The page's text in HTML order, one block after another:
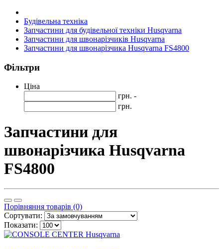
Будівельна техніка
Запчастини для будівельної техніки Husqvarna
Запчастини для швонарізчиків Husqvarna
Запчастини для швонарізчика Husqvarna FS4800
Фільтри
Ціна
грн. -
грн.
Запчастини для
швонарізчика Husqvarna
FS4800
Порівняння товарів (0)
Сортувати:
Показати: